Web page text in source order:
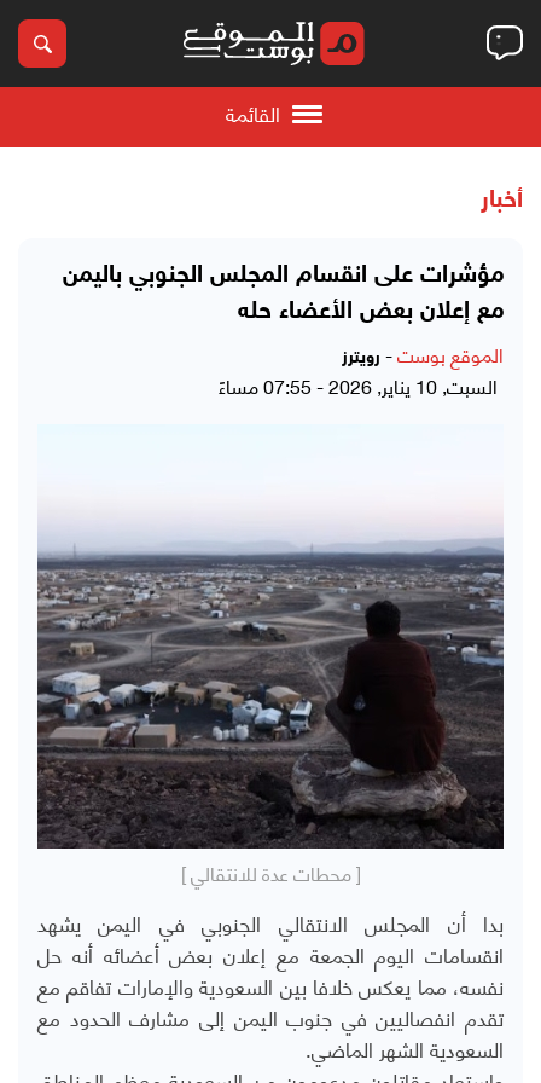
القائمة
أخبار
مؤشرات على انقسام المجلس الجنوبي باليمن
مع إعلان بعض الأعضاء حله
الموقع بوست- رويترز
السبت, 10 يناير, 2026 - 07:55 مساءً
[ محطات عدة للانتقالي ]
بدا أن المجلس الانتقالي الجنوبي في اليمن يشهد
انقسامات اليوم الجمعة مع إعلان بعض أعضائه أنه حل
نفسه، مما يعكس خلافا بين السعودية والإمارات تفاقم مع
تقدم انفصاليين في جنوب اليمن إلى مشارف الحدود مع
السعودية الشهر الماضي.